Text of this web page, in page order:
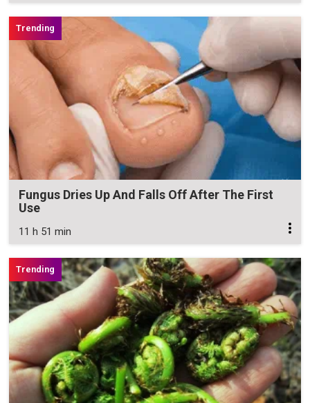
Fungus Dries Up And Falls Off After The First
Use
11 h 51 min